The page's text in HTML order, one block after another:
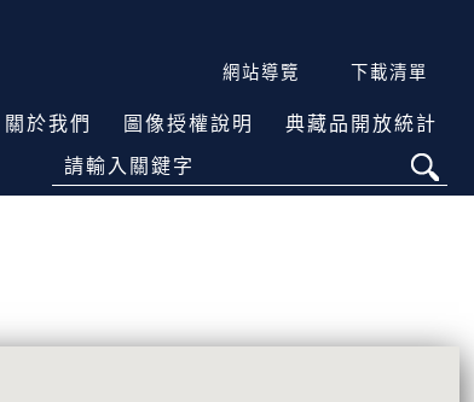
網站導覽 下載清單
關於我們 圖像授權說明 典藏品開放統計
請輸入關鍵字